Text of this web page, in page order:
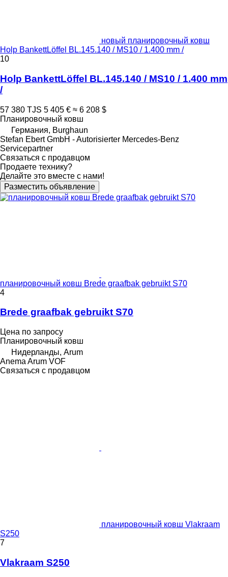
новый планировочный ковш
Holp BankettLöffel BL.145.140 / MS10 / 1.400 mm /
10
Holp BankettLöffel BL.145.140 / MS10 / 1.400 mm
/
57 380 TJS 5 405 € ≈ 6 208 $
Планировочный ковш
Германия, Burghaun
Stefan Ebert GmbH - Autorisierter Mercedes-Benz
Servicepartner
Связаться с продавцом
Продаете технику?
Делайте это вместе с нами!
Разместить объявление
планировочный ковш Brede graafbak gebruikt S70
4
Brede graafbak gebruikt S70
Цена по запросу
Планировочный ковш
Нидерланды, Arum
Anema Arum VOF
Связаться с продавцом
планировочный ковш Vlakraam
S250
7
Vlakraam S250